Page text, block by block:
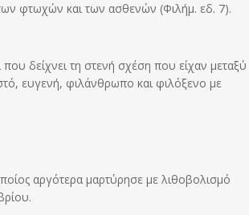
φτωχών και των ασθενών (Φιλήμ. εδ. 7).
δείχνει τη στενή σχέση που είχαν μεταξύ
ευγενή, φιλάνθρωπο και φιλόξενο με
αργότερα μαρτύρησε με λιθοβολισμό